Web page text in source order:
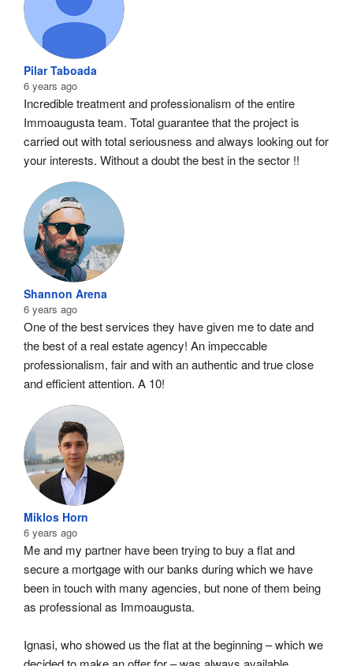
Pilar Taboada
6 years ago
Incredible treatment and professionalism of the entire
Immoaugusta team. Total guarantee that the project is
carried out with total seriousness and always looking out for
your interests. Without a doubt the best in the sector !!
Shannon Arena
6 years ago
One of the best services they have given me to date and
the best of a real estate agency! An impeccable
professionalism, fair and with an authentic and true close
and efficient attention. A 10!
Miklos Horn
6 years ago
Me and my partner have been trying to buy a flat and
secure a mortgage with our banks during which we have
been in touch with many agencies, but none of them being
as professional as Immoaugusta.
Ignasi, who showed us the flat at the beginning – which we